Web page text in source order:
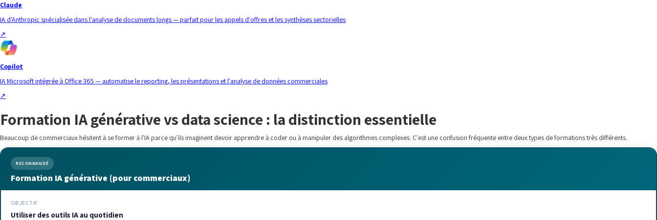
Claude
IA d'Anthropic spécialisée dans l'analyse de documents longs — parfait pour les appels d'offres et les synthèses sectorielles
↗
Copilot
IA Microsoft intégrée à Office 365 — automatise le reporting, les présentations et l'analyse de données commerciales
↗
Formation IA générative vs data science : la distinction essentielle
Beaucoup de commerciaux hésitent à se former à l'IA parce qu'ils imaginent devoir apprendre à coder ou à manipuler des algorithmes complexes. C'est une confusion fréquente entre deux types de formations très différents.
RECOMMANDÉ
Formation IA générative (pour commerciaux)
OBJECTIF
Utiliser des outils IA au quotidien